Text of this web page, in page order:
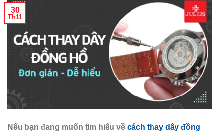
30
Th11
Nếu bạn đang muốn tìm hiểu về cách thay dây đồng